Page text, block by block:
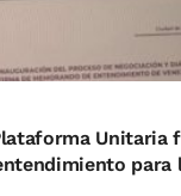
Unitaria
para